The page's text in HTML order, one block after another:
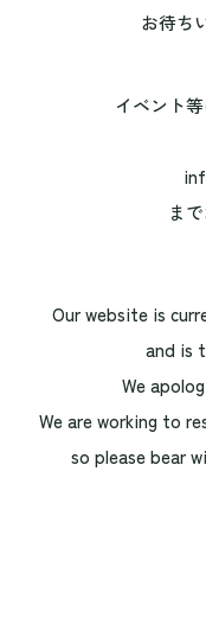
お待ち
イベント
ま
Our website is
and is
We
We are working to
so please bear